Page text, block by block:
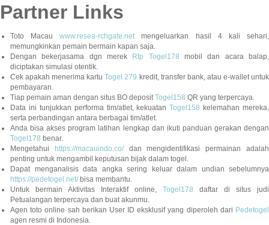
Partner Links
Toto Macauwww.resea-rchgate.netmengeluarkan hasil 4 kali sehari,
memungkinkan pemain bermain kapan saja.
Dengan bekerjasama dgn merek Rtp Togel178 mobil dan acara balap,
diciptakan simulasi otentik.
Cek apakah menerima kartuTogel 279 kredit, transfer bank, atau e-wallet untuk
pembayaran.
Tiap pemain aman dengan situs BO depositTogel158 QR yang terpercaya.
Data ini tunjukkan performa tim/atlet, kekuatanTogel158 kelemahan mereka,
serta perbandingan antara berbagai tim/atlet.
Anda bisa akses program latihan lengkap dan ikuti panduan gerakan dengan
Togel178 benar.
Mengetahui https://macauindo.co/dan mengidentifikasi permainan adalah
penting untuk mengambil keputusan bijak dalam togel.
Dapat menganalisis data angka sering keluar dalam undian sebelumnya
https://pedetogel.net/bisa membantu.
Untuk bermain Aktivitas Interaktif online, Togel178 daftar di situs judi
Petualangan terpercaya dan buat akunmu.
Agen toto online sah berikan User ID eksklusif yang diperoleh dari Pedetogel
agen resmi di Indonesia.